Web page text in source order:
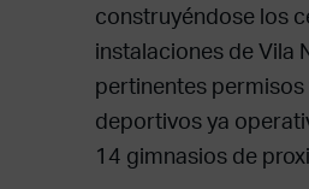
construyéndose los
instalaciones de Vila
pertinentes
deportivos ya
14 gimnasios de